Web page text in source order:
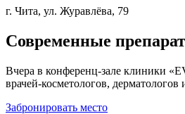
г. Чита, ул. Журавлёва, 79
Современные
Вчера в конференц-зале клиники
врачей-косметологов, дерматологов
Забронировать место